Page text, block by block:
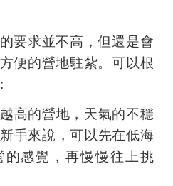
要求並不高，但還是會
便的營地駐紮。可以根
越高的營地，天氣的不穩
手來說，可以先在低海
的感覺，再慢慢往上挑